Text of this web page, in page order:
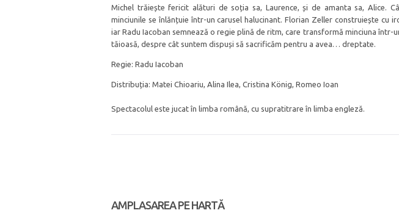
Michel trăiește fericit alături de soția sa, Laurence, și de amanta sa, Alice.
minciunile se înlănțuie într-un carusel halucinant. Florian Zeller construiește cu
iar Radu Iacoban semnează o regie plină de ritm, care transformă minciuna într-
tăioasă, despre cât suntem dispuși să sacrificăm pentru a avea… dreptate.
Regie: Radu Iacoban
Distribuția: Matei Chioariu, Alina Ilea, Cristina König, Romeo Ioan
Spectacolul este jucat în limba română, cu supratitrare în limba engleză.
AMPLASAREA PE HARTĂ